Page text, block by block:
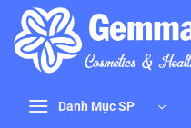
qua
nội
Danh Mục SP